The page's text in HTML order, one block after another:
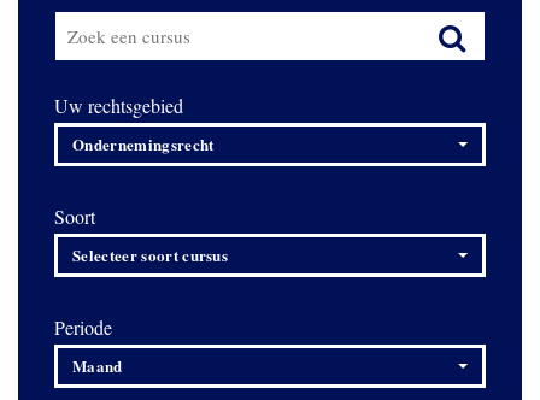
Uw rechtsgebied
Ondernemingsrecht
Soort
Selecteer soort cursus
Periode
Maand